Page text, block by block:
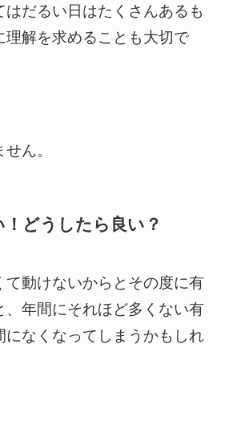
だるい日はたくさんあるも
理解を求めることも大切で
ん。
どうしたら良い？
て動けないからとその度に有
、年間にそれほど多くない有
になくなってしまうかもしれ